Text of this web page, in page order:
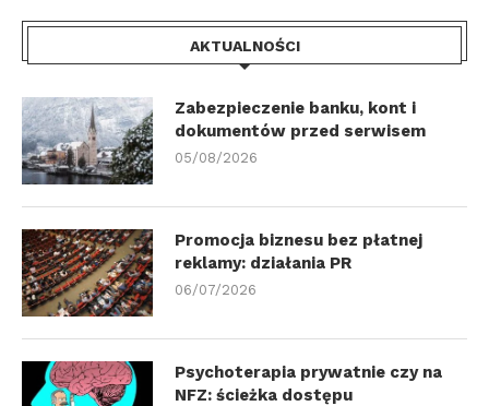
AKTUALNOŚCI
Zabezpieczenie banku, kont i
dokumentów przed serwisem
05/08/2026
Promocja biznesu bez płatnej
reklamy: działania PR
06/07/2026
Psychoterapia prywatnie czy na
NFZ: ścieżka dostępu